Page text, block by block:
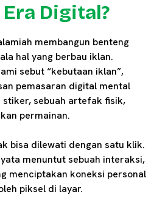
Digital?
membangun benteng
hal yang berbau iklan.
sebut “kebutaan iklan”,
pemasaran digital mental
stiker, sebuah artefak fisik,
permainan.
bisa dilewati dengan satu klik.
menuntut sebuah interaksi,
menciptakan koneksi personal
piksel di layar.